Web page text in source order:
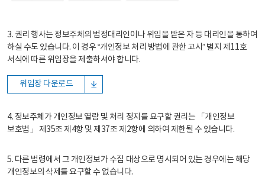
3. 권리 행사는 정보주체의 법정대리인이나 위임을 받은 자 등 대리인을 통하여
하실 수도 있습니다. 이 경우 “개인정보 처리 방법에 관한 고시” 별지 제11호
서식에 따른 위임장을 제출하셔야 합니다.
위임장 다운로드
4. 정보주체가 개인정보 열람 및 처리 정지를 요구할 권리는 「개인정보
보호법」 제35조 제4항 및 제37조 제2항에 의하여 제한될 수 있습니다.
5. 다른 법령에서 그 개인정보가 수집 대상으로 명시되어 있는 경우에는 해당
개인정보의 삭제를 요구할 수 없습니다.